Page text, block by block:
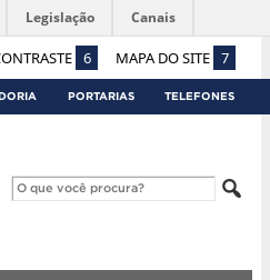
6 MAPA DO SITE 7
Legislação Canais
PORTARIAS TELEFONES